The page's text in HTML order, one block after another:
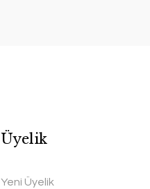
Üyelik
Yeni Üyelik